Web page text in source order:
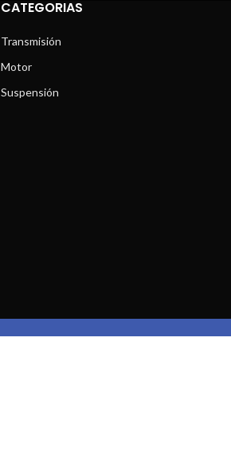
CATEGORIAS
Transmisión
Motor
Suspensión